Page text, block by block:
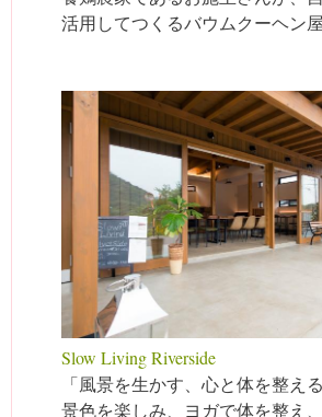
活用してつくるバウムクーヘン屋
Slow Living Riverside
「風景を生かす、心と体を整え
景色を楽しみ、ヨガで体を整え